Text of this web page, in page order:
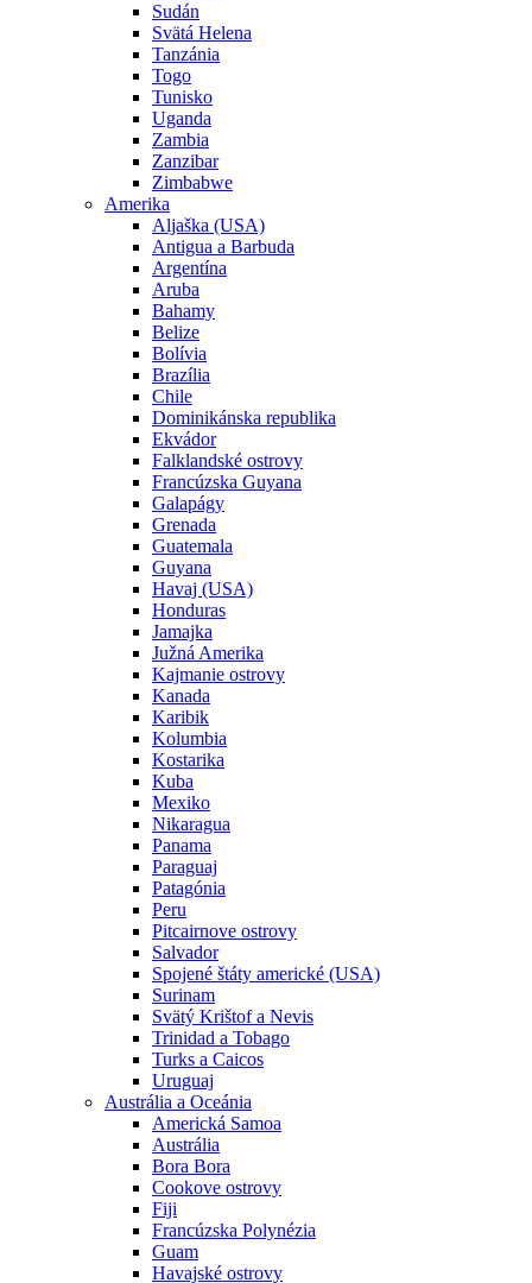
Sudán
Svätá Helena
Tanzánia
Togo
Tunisko
Uganda
Zambia
Zanzibar
Zimbabwe
Amerika
Aljaška (USA)
Antigua a Barbuda
Argentína
Aruba
Bahamy
Belize
Bolívia
Brazília
Chile
Dominikánska republika
Ekvádor
Falklandské ostrovy
Francúzska Guyana
Galapágy
Grenada
Guatemala
Guyana
Havaj (USA)
Honduras
Jamajka
Južná Amerika
Kajmanie ostrovy
Kanada
Karibik
Kolumbia
Kostarika
Kuba
Mexiko
Nikaragua
Panama
Paraguaj
Patagónia
Peru
Pitcairnove ostrovy
Salvador
Spojené štáty americké (USA)
Surinam
Svätý Krištof a Nevis
Trinidad a Tobago
Turks a Caicos
Uruguaj
Austrália a Oceánia
Americká Samoa
Austrália
Bora Bora
Cookove ostrovy
Fiji
Francúzska Polynézia
Guam
Havajské ostrovy